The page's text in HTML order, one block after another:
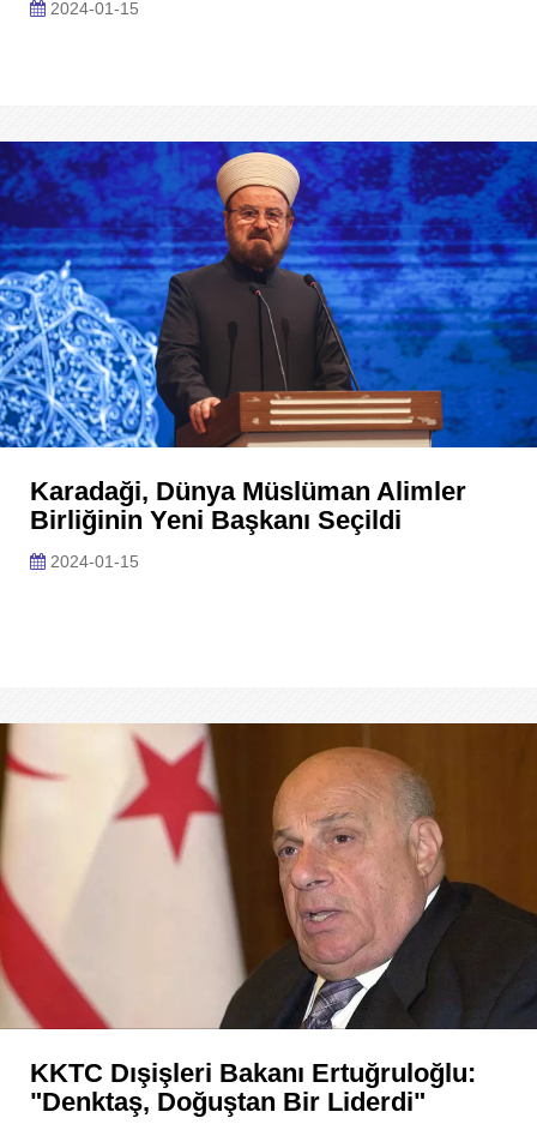
2024-01-15
Karadaği, Dünya Müslüman Alimler
Birliğinin Yeni Başkanı Seçildi
2024-01-15
KKTC Dışişleri Bakanı Ertuğruloğlu:
"Denktaş, Doğuştan Bir Liderdi"